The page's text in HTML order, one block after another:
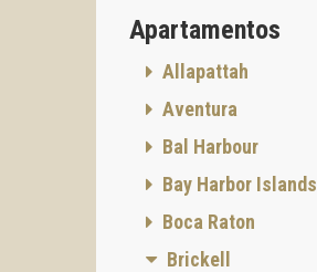
Apartamentos
Allapattah
Aventura
Bal Harbour
Bay Harbor Islands
Boca Raton
Brickell